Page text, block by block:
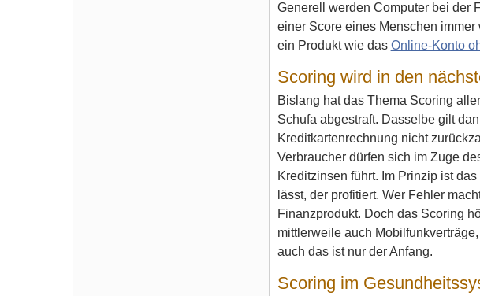
Generell werden Computer bei der
einer Score eines Menschen
ein Produkt wie das Online-Konto
Scoring wird in den
Bislang hat das Thema Scoring
Schufa abgestraft. Dasselbe gilt
Kreditkartenrechnung nicht
Verbraucher dürfen sich im Zuge
Kreditzinsen führt. Im Prinzip ist
lässt, der profitiert. Wer Fehler
Finanzprodukt. Doch das Scoring
mittlerweile auch
auch das ist nur der Anfang.
Scoring im